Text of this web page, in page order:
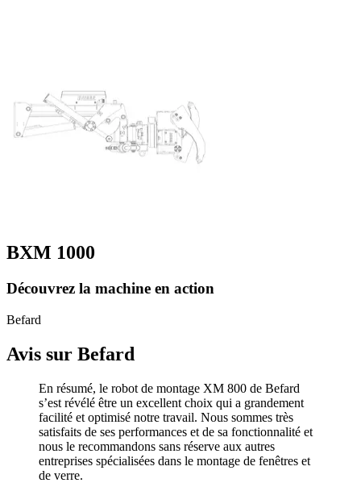
BXM 1000
Découvrez la machine en action
Befard
Avis sur Befard
En résumé, le robot de montage XM 800 de Befard
s’est révélé être un excellent choix qui a grandement
facilité et optimisé notre travail. Nous sommes très
satisfaits de ses performances et de sa fonctionnalité et
nous le recommandons sans réserve aux autres
entreprises spécialisées dans le montage de fenêtres et
de verre.